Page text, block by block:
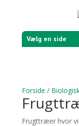
Vælg en side
Forside /
Frugttræer hvor